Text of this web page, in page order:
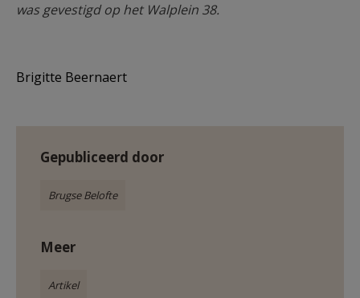
was gevestigd op het Walplein 38.
Brigitte Beernaert
Gepubliceerd door
Brugse Belofte
Meer
Artikel